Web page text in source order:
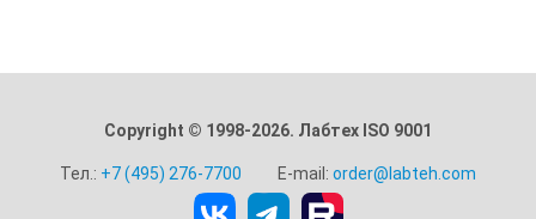
Copyright © 1998-2026. Лабтех ISO 9001
Тел.: +7 (495) 276-7700 E-mail: order@labteh.com